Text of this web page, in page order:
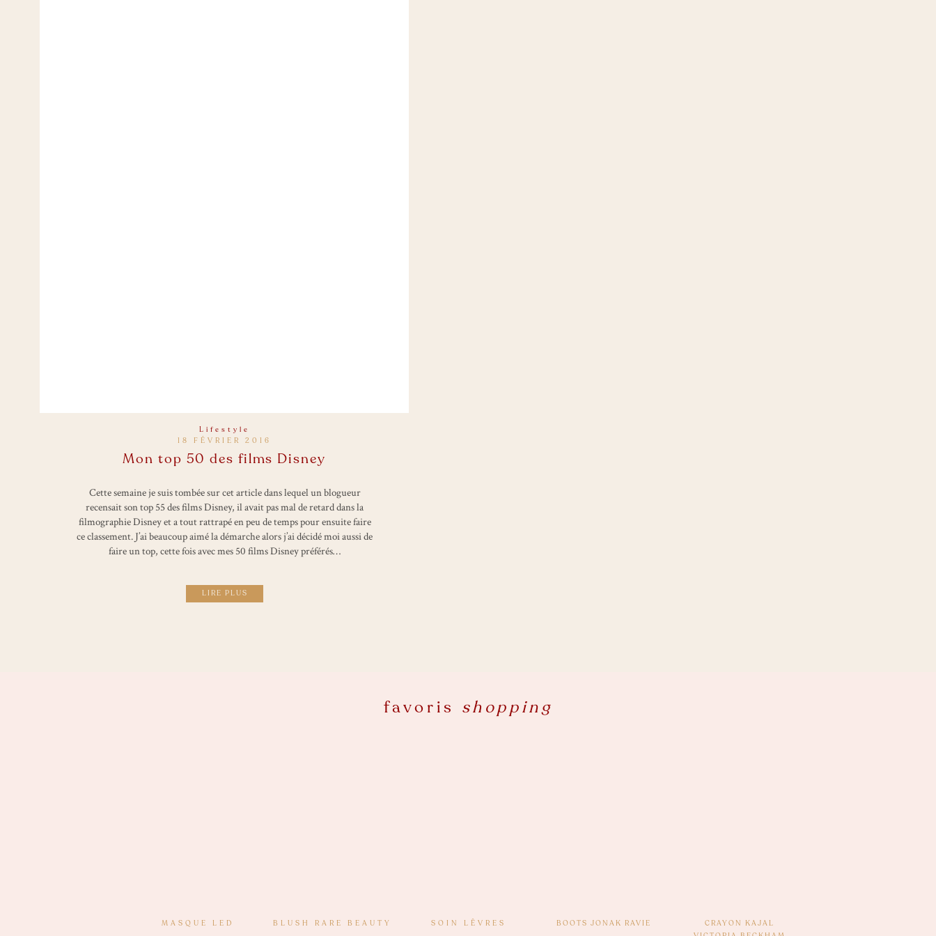
LIRE PLUS
Cette semaine je suis tombée sur cet article dans lequel un blogueur
recensait son top 55 des films Disney, il avait pas mal de retard dans la
filmographie Disney et a tout rattrapé en peu de temps pour ensuite faire
ce classement. J’ai beaucoup aimé la démarche alors j’ai décidé moi aussi de
faire un top, cette fois avec mes 50 films Disney préférés…
18 FÉVRIER 2016
Mon top 50 des films Disney
Lifestyle
favoris shopping
MASQUE LED BLUSH RARE BEAUTY SOIN LÊVRES BOOTS JONAK RAVIE
CRAYON KAJAL